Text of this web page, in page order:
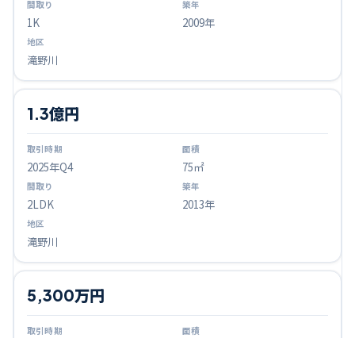
1K 2009年
滝野川
2025年Q4
1.3億円
75㎡
2LDK 2013年
滝野川
5,300万円